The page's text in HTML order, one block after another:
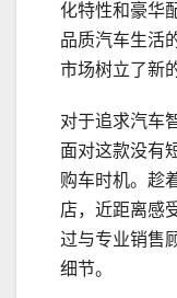
化特性和豪华
品质汽车生活
市场树立了新
对于追求汽车
面对这款没有
购车时机。趁
店，近距离感
过与专业销售
细节。